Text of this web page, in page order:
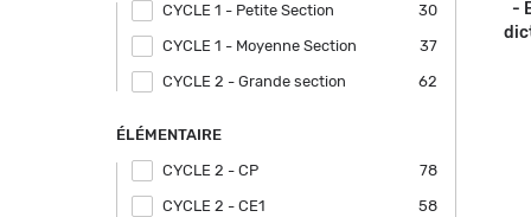
-
CYCLE 1 - Petite Section 30
Apply CYCLE 1 - Petite Section filter
CYCLE 1 - Moyenne Section 37
Apply CYCLE 1 - Moyenne Section filter
CYCLE 2 - Grande section 62
Apply CYCLE 2 - Grande section filter
ÉLÉMENTAIRE
CYCLE 2 - CP 78
Apply CYCLE 2 - CP filter
CYCLE 2 - CE1 58
Apply CYCLE 2 - CE1 filter